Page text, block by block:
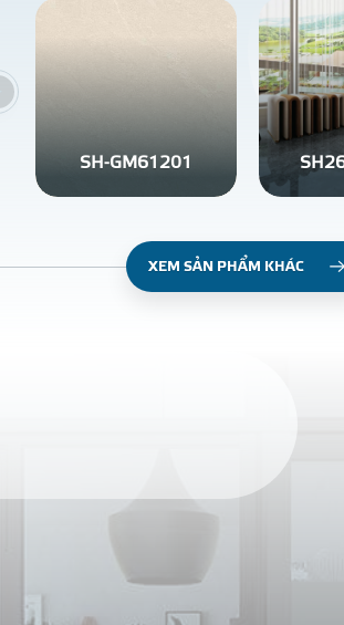
SH-GM61201
XEM SẢN PHẨM KHÁC